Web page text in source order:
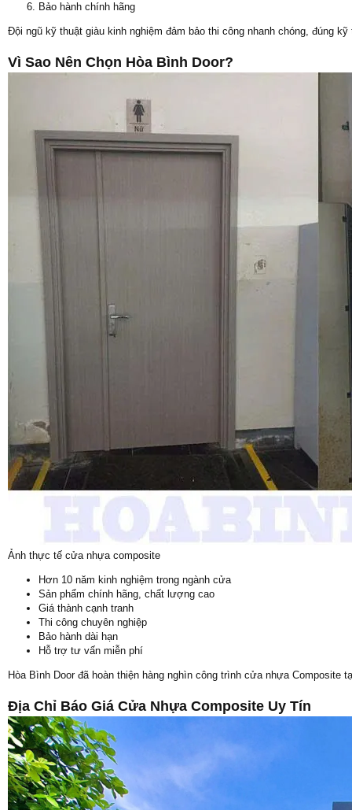
Bảo hành chính hãng
Đội ngũ kỹ thuật giàu kinh nghiệm đảm bảo thi công nhanh chóng, đúng
Vì Sao Nên Chọn Hòa Bình Door?
Ảnh thực tế cửa nhựa composite
Hơn 10 năm kinh nghiệm trong ngành cửa
Sản phẩm chính hãng, chất lượng cao
Giá thành cạnh tranh
Thi công chuyên nghiệp
Bảo hành dài hạn
Hỗ trợ tư vấn miễn phí
Hòa Bình Door đã hoàn thiện hàng nghìn công trình cửa nhựa
Địa Chỉ Báo Giá Cửa Nhựa Composite Uy Tín